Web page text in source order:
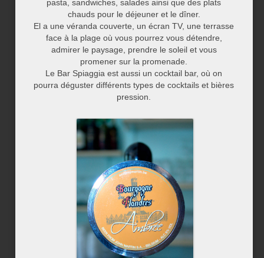
pasta, sandwiches, salades ainsi que des plats
chauds pour le déjeuner et le dîner.
El a une véranda couverte, un écran TV, une terrasse
face à la plage où vous pourrez vous détendre,
admirer le paysage, prendre le soleil et vous
promener sur la promenade.
Le Bar Spiaggia est aussi un cocktail bar, où on
pourra déguster différents types de cocktails et bières
pression.